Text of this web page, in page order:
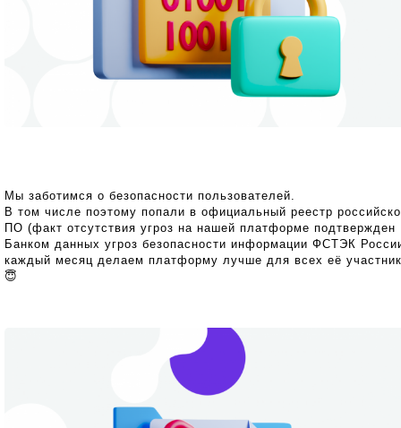
Мы заботимся о безопасности пользователей.
В том числе поэтому попали в официальный реестр
ПО (факт отсутствия угроз на нашей платформе подтвержден
Банком данных угроз безопасности информации ФСТЭК
каждый месяц делаем платформу лучше для всех её
😇